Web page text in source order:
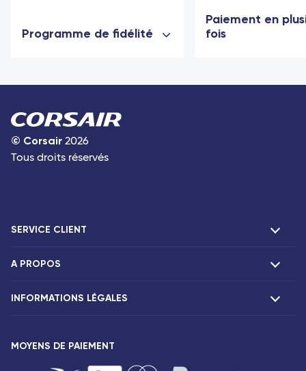
Programme de fidélité
Paiement en
fois
© Corsair 2026
Tous droits réservés
SERVICE CLIENT
F.A.Q et contacts
A PROPOS
Présentation
Communiqués de presse
INFORMATIONS LÉGALES
MOYENS DE PAIEMENT